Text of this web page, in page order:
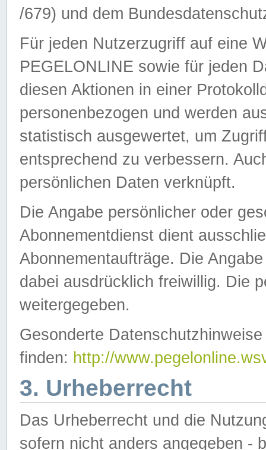
/679) und dem
Für jeden Nutzerzugriff auf eine
PEGELONLINE sowie für jeden
diesen Aktionen in einer
personenbezogen und werden
statistisch ausgewertet, um
entsprechend zu verbessern.
persönlichen Daten verknüpft.
Die Angabe persönlicher oder
Abonnementdienst dient
Abonnementaufträge. Die
dabei ausdrücklich freiwillig. Die
weitergegeben.
Gesonderte
finden: http://
3. Urheberrecht
Das Urheberrecht und die
sofern nicht anders angegeben -